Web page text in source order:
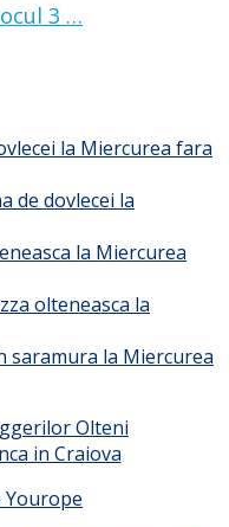
3 …
la Miercurea fara
de dovlecei la
la Miercurea
olteneasca la
saramura la Miercurea